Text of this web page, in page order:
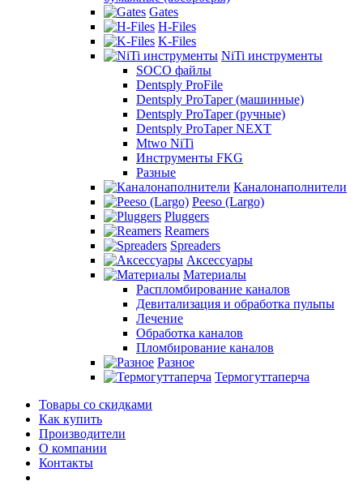
Gates
H-Files
K-Files
NiTi инструменты
SOCO файлы
Dentsply ProFile
Dentsply ProTaper (машинные)
Dentsply ProTaper (ручные)
Dentsply ProTaper NEXT
Mtwo NiTi
Инструменты FKG
Разные
Каналонаполнители
Peeso (Largo)
Pluggers
Reamers
Spreaders
Аксессуары
Материалы
Распломбирование каналов
Девитализация и обработка пульпы
Лечение
Обработка каналов
Пломбирование каналов
Разное
Термогуттаперча
Товары со скидками
Как купить
Производители
О компании
Контакты